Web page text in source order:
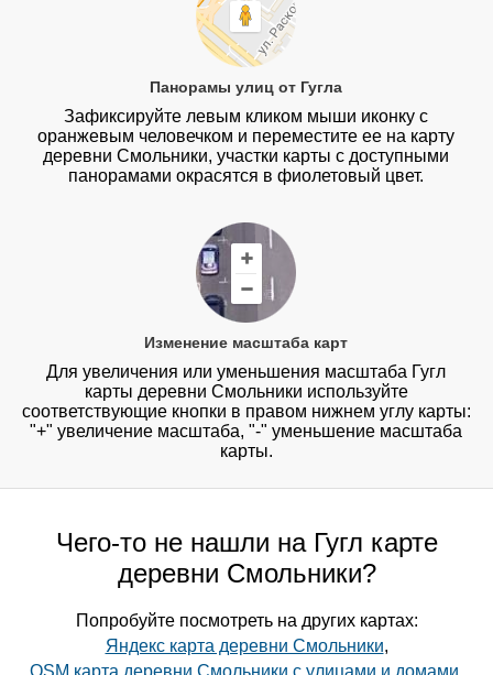
Панорамы улиц от Гугла
Зафиксируйте левым кликом мыши иконку с
оранжевым человечком и переместите ее на карту
деревни Смольники, участки карты с доступными
панорамами окрасятся в фиолетовый цвет.
Изменение масштаба карт
Для увеличения или уменьшения масштаба Гугл
карты деревни Смольники используйте
соответствующие кнопки в правом нижнем углу карты:
"+" увеличение масштаба, "-" уменьшение масштаба
карты.
Чего-то не нашли на Гугл карте
деревни Смольники?
Попробуйте посмотреть на других картах:
Яндекс карта деревни Смольники,